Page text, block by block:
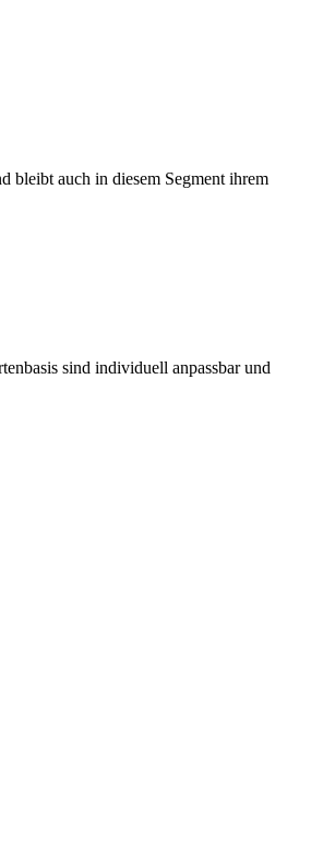
bleibt auch in diesem Segment ihrem
sind individuell anpassbar und